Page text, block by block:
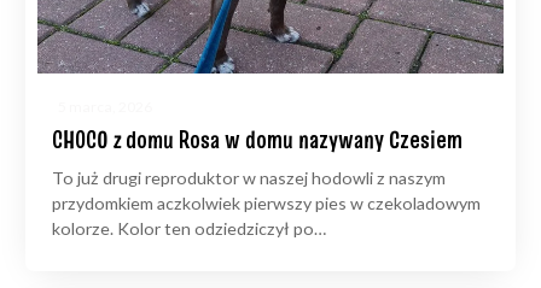
CHOCO z domu Rosa w domu nazywany Czesiem
To już drugi reproduktor w naszej hodowli z naszym
przydomkiem aczkolwiek pierwszy pies w czekoladowym
kolorze. Kolor ten odziedziczył po…